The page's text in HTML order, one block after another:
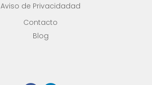
Aviso de Privacidadad
Contacto
Blog